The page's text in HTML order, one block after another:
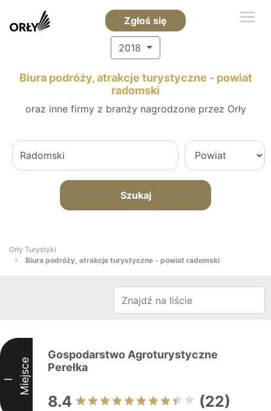
Zgłoś się
2018
Biura podróży, atrakcje turystyczne - powiat
radomski
oraz inne firmy z branży nagrodzone przez Orły
Szukaj
Orły Turystyki
Biura podróży, atrakcje turystyczne - powiat radomski
I Miejsce
Gospodarstwo Agroturystyczne
Perełka
8.4 (22)